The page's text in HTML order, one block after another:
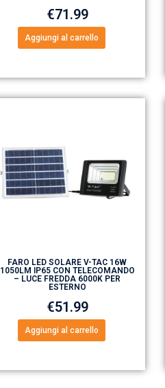
€71.99
Aggiungi al carrello
FARO LED SOLARE V-TAC 16W
1050LM IP65 CON TELECOMANDO
– LUCE FREDDA 6000K PER
ESTERNO
€51.99
Aggiungi al carrello